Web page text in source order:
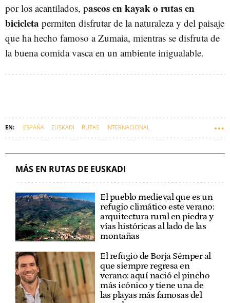
por los acantilados, paseos en kayak o rutas en
bicicleta permiten disfrutar de la naturaleza y del paisaje
que ha hecho famoso a Zumaia, mientras se disfruta de
la buena comida vasca en un ambiente inigualable.
ESPAÑA EUSKADI RUTAS INTERNACIONAL
MÁS EN RUTAS DE EUSKADI
El pueblo medieval que es un
refugio climático este verano:
arquitectura rural en piedra y
vías históricas al lado de las
montañas
El refugio de Borja Sémper al
que siempre regresa en
verano: aquí nació el pincho
más icónico y tiene una de
las playas más famosas del